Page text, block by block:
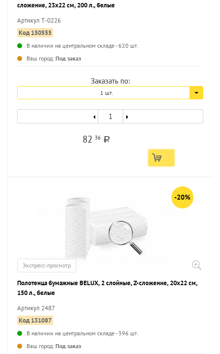
сложение, 23х22 см, 200 л., белые
Артикул Т-0226
Код 150555
В наличии на центральном складе - 620 шт.
Ваш город: Под заказ
Заказать по:
1 шт.
82 36 a
-20%
Экспресс-просмотр
Полотенца бумажные BELUX, 2 слойные, Z-сложение, 20х22 см,
150 л., белые
Артикул 2487
Код 131087
В наличии на центральном складе - 396 шт.
Ваш город: Под заказ